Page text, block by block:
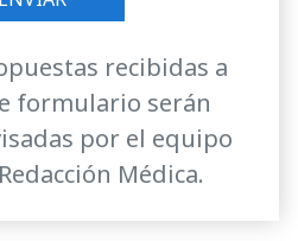
recibidas a
formulario serán
por el equipo
Médica.